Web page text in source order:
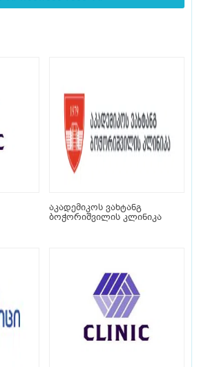
აკადემიკოს ვახტანგ
ბოჭორიშვილის კლინიკა